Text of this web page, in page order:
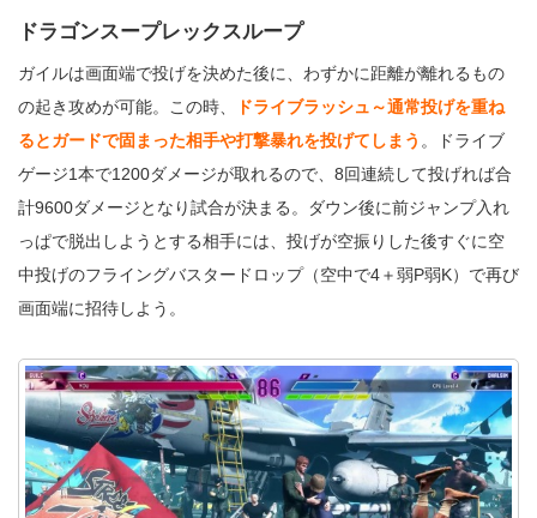
ドラゴンスープレックスループ
ガイルは画面端で投げを決めた後に、わずかに距離が離れるもの
の起き攻めが可能。この時、
ドライブラッシュ～通常投げを重ね
るとガードで固まった相手や打撃暴れを投げてしまう 。ドライブ
ゲージ1本で1200ダメージが取れるので、8回連続して投げれば合
計9600ダメージとなり試合が決まる。ダウン後に前ジャンプ入れ
っぱで脱出しようとする相手には、投げが空振りした後すぐに空
中投げのフライングバスタードロップ（空中で4＋弱P弱K）で再び
画面端に招待しよう。